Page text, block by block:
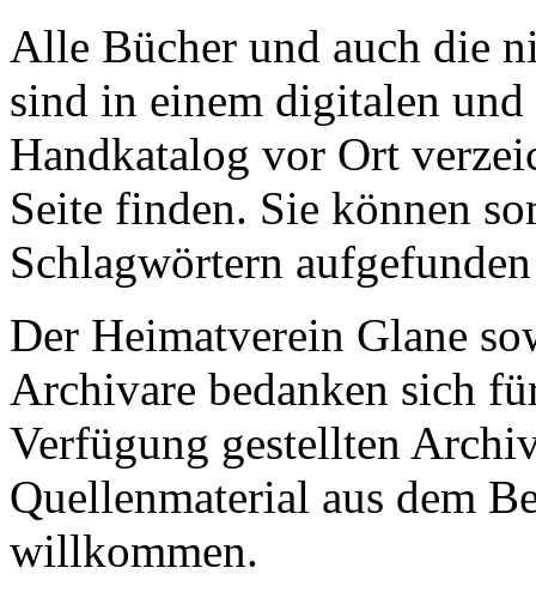
Alle Bücher und auch die
sind in einem digitalen
Handkatalog vor Ort
Seite finden. Sie können
Schlagwörtern
Der Heimatverein Glane
Archivare bedanken sich
Verfügung gestellten
Quellenmaterial aus dem
willkommen.